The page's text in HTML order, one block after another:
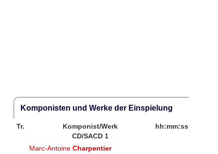
Komponisten und Werke der Einspielung
Tr. Komponist/Werk
hh:mm:ss
CD/SACD 1
Marc-AntoineCharpentier